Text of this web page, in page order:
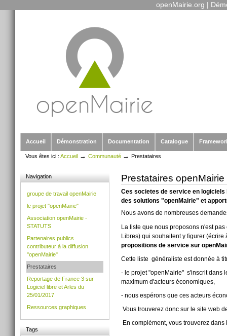
openMairie.org |
Accueil
Démonstration Documentation Catalogue
Vous êtes ici : Accueil → Communauté → Prestataires
Navigation
groupe de travail openMairie
le projet "openMairie"
Association openMairie -
STATUTS
Partenaires publics
contributeur à la diffusion
"openMairie"
Prestataires
Reportage de France 3 sur
Logiciel libre et Arles du
25/01/2017
Ressources graphiques
Tags
Prestataires openMairie
Ces societes de service en
des solutions "openMairie" et
Nous avons de nombreuses
La liste que nous proposons n'est
Libres) qui souhaitent y figurer
propositions de service sur
Cette liste généraliste est donnée à
- le projet "openMairie" s'inscrit dans
maximum d'acteurs économiques,
- nous espérons que ces acteurs
Vous trouverez donc sur le site web
En complément, vous trouverez